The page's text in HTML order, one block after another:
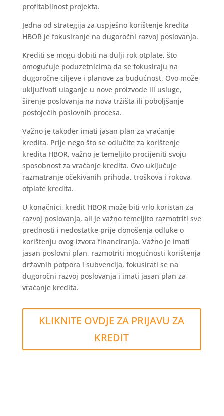
profitabilnost projekta.
Jedna od strategija za uspješno korištenje kredita
HBOR je fokusiranje na dugoročni razvoj poslovanja.
Krediti se mogu dobiti na dulji rok otplate, što
omogućuje poduzetnicima da se fokusiraju na
dugoročne ciljeve i planove za budućnost. Ovo može
uključivati ulaganje u nove proizvode ili usluge,
širenje poslovanja na nova tržišta ili poboljšanje
postojećih poslovnih procesa.
Važno je također imati jasan plan za vraćanje
kredita. Prije nego što se odlučite za korištenje
kredita HBOR, važno je temeljito procijeniti svoju
sposobnost za vraćanje kredita. Ovo uključuje
razmatranje očekivanih prihoda, troškova i rokova
otplate kredita.
U konačnici, kredit HBOR može biti vrlo koristan za
razvoj poslovanja, ali je važno temeljito razmotriti sve
prednosti i nedostatke prije donošenja odluke o
korištenju ovog izvora financiranja. Važno je imati
jasan poslovni plan, razmotriti mogućnosti korištenja
državnih potpora i subvencija, fokusirati se na
dugoročni razvoj poslovanja i imati jasan plan za
vraćanje kredita.
KLIKNITE OVDJE ZA PRIJAVU ZA
KREDIT